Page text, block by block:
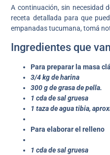
A continuación, sin necesidad
receta detallada para que
empanadas tucumana, tomá
Ingredientes que
Para preparar la masa
3/4 kg de harina
300 g de grasa de pella.
1 cda de sal gruesa
1 taza de agua tibia,
Para elaborar el relleno
1 cda de sal gruesa